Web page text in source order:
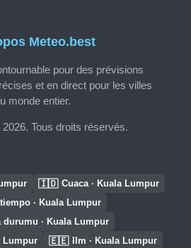
Meteo.best
pour des prévisions
et en direct pour les villes
monde entier.
Tous droits réservés.
🇮🇩 Cuaca · Kuala Lumpur
· Kuala Lumpur
durumu · Kuala Lumpur
Lumpur 🇪🇪 Ilm · Kuala Lumpur